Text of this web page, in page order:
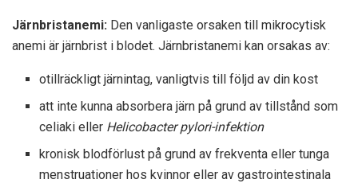
Järnbristanemi: Den vanligaste orsaken till mikrocytisk
anemi är järnbrist i blodet. Järnbristanemi kan orsakas av:
otillräckligt järnintag, vanligtvis till följd av din kost
att inte kunna absorbera järn på grund av tillstånd som
celiaki eller Helicobacter pylori-infektion
kronisk blodförlust på grund av frekventa eller tunga
menstruationer hos kvinnor eller av gastrointestinala